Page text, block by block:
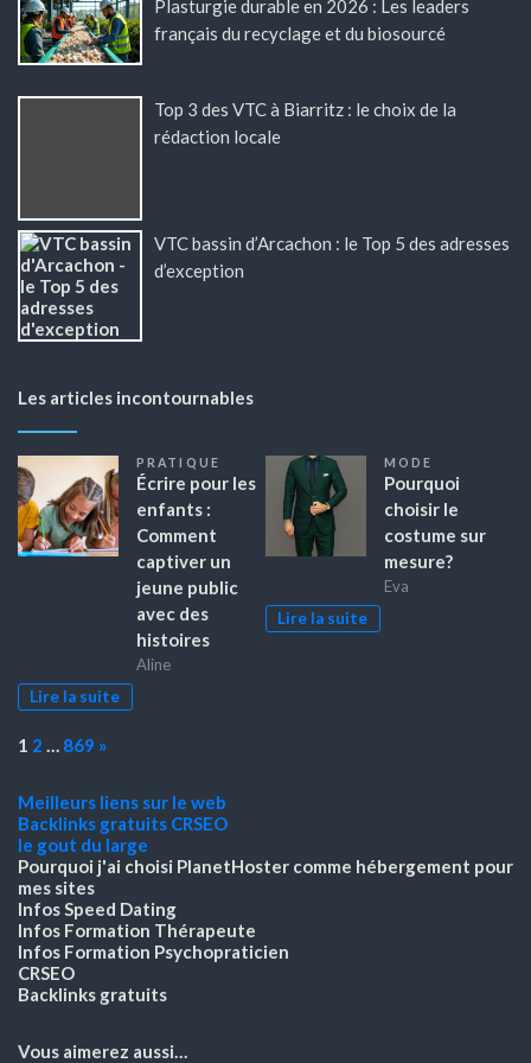
Plasturgie durable en 2026 : Les leaders
français du recyclage et du biosourcé
Top 3 des VTC à Biarritz : le choix de la
rédaction locale
VTC bassin d’Arcachon : le Top 5 des adresses
d’exception
Les articles incontournables
PRATIQUE
Écrire pour les
enfants :
Comment
captiver un
jeune public
avec des
histoires
Aline
Lire la suite
MODE
Pourquoi
choisir le
costume sur
mesure?
Eva
Lire la suite
Page:
1 2 … 869 Next
»
Meilleurs liens sur le web
Backlinks gratuits CRSEO
le gout du large
Pourquoi j'ai choisi PlanetHoster comme hébergement pour
mes sites
Infos Speed Dating
Infos Formation Thérapeute
Infos Formation Psychopraticien
CRSEO
Backlinks gratuits
Vous aimerez aussi…